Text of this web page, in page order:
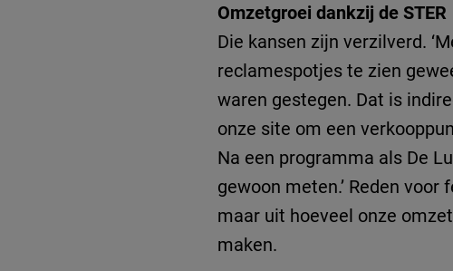
Omzetgroei dankzij de STER
Die kansen zijn verzilverd.
reclamespotjes te zien
waren gestegen. Dat is
onze site om een
Na een programma als De
gewoon meten.’ Reden
maar uit hoeveel onze
maken.